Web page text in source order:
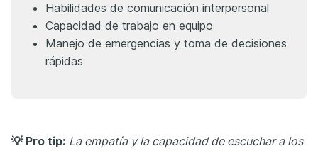
Habilidades de comunicación interpersonal
Capacidad de trabajo en equipo
Manejo de emergencias y toma de decisiones
rápidas
💡 Pro tip: La empatía y la capacidad de escuchar a los